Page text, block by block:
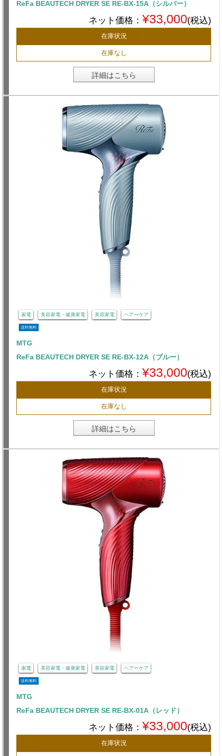
ReFa BEAUTECH DRYER SE RE-BX-15A（シルバー）
ネット価格： ¥33,000(税込)
在庫状況
在庫なし
詳細はこちら
家電 美容家電・健康家電 美容家電 ヘアーケア
送料無料
MTG
ReFa BEAUTECH DRYER SE RE-BX-12A（ブルー）
ネット価格： ¥33,000(税込)
在庫状況
在庫なし
詳細はこちら
家電 美容家電・健康家電 美容家電 ヘアーケア
送料無料
MTG
ReFa BEAUTECH DRYER SE RE-BX-01A（レッド）
ネット価格： ¥33,000(税込)
在庫状況